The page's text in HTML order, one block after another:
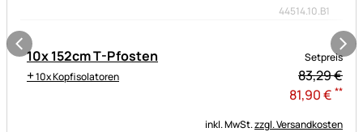
44514.10.B1
10x 152cm T-Pfosten
+10x Kopfisolatoren
Setpreis
83,29€
81,90€ **
inkl. MwSt.zzgl. Versandkosten